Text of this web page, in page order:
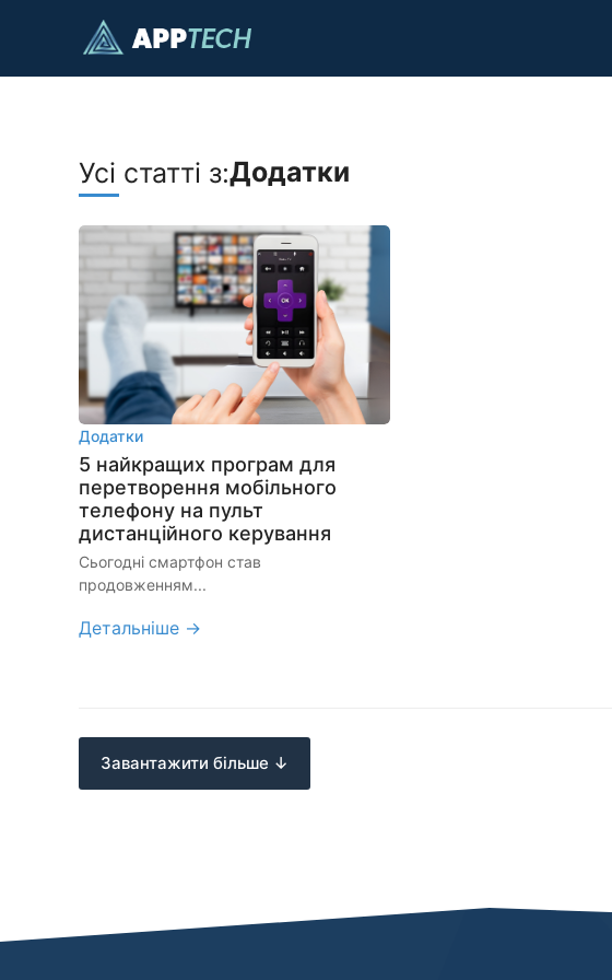
Усі статті з:Додатки
Додатки
5 найкращих програм для
перетворення мобільного
телефону на пульт
дистанційного керування
Сьогодні смартфон став
продовженням...
Детальніше →
Завантажити більше ↓